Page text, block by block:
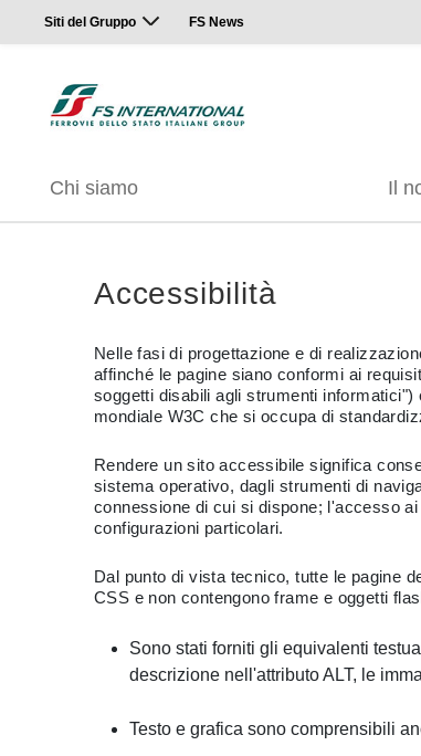
Siti del Gruppo FS News
Chi siamo Il
Accessibilità
Nelle fasi di progettazione e di
affinché le pagine siano conformi ai
soggetti disabili agli strumenti
mondiale W3C che si occupa di
Rendere un sito accessibile significa
sistema operativo, dagli strumenti di
connessione di cui si dispone; l'accesso
configurazioni particolari.
Dal punto di vista tecnico, tutte le pagine
CSS e non contengono frame e oggetti
Sono stati forniti gli equivalenti
descrizione nell'attributo ALT, le
Testo e grafica sono comprensibili